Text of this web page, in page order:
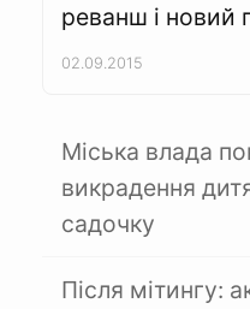
реванш і новий
02.09.2015
Міська влада
викрадення
садочку
Після мітингу: